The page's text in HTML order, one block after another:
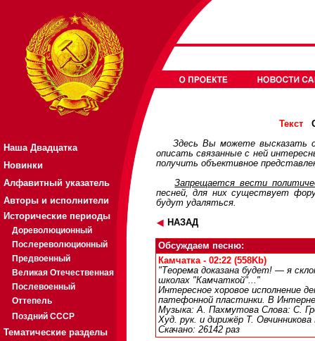
Наша Двадцатка
Новинки
Алфавитный указатель
Авторы и исполнители
Исторические периоды
Дореволюционный
Послереволюционный
Предвоенный
Великая Отечественная
Послевоенный
Оттепель
Поздний СССР
Тематические разделы
Текст
Здесь Вы можете высказать
описать связанные с ней
получить объективное
Запрещается вести
песней, для них существует
будут удаляться.
НАЗАД
Обсуждаем песню:
Камчатка - 02:22 (558Kb)
"Теорема доказана будет! — я
школах "Камчаткой"..."
Интересное хоровое исполнение
патефонной пластинки. В
Музыка: А. Пахмутова Слова: С.
Худ. рук. и дирижёр Т. Овчинникова
Скачано: 26142 раз